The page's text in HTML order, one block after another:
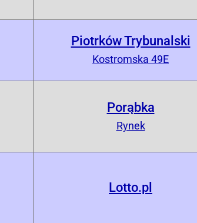
Piotrków Trybunalski
Kostromska 49E
Porąbka
Rynek
Lotto.pl